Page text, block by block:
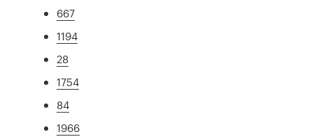
667
1194
28
1754
84
1966